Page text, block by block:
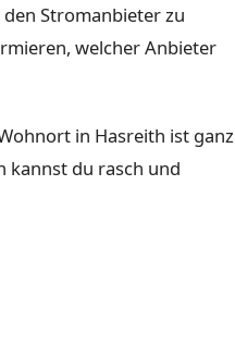
Stromanbieter zu
welcher Anbieter
in Hasreith ist ganz
kannst du rasch und